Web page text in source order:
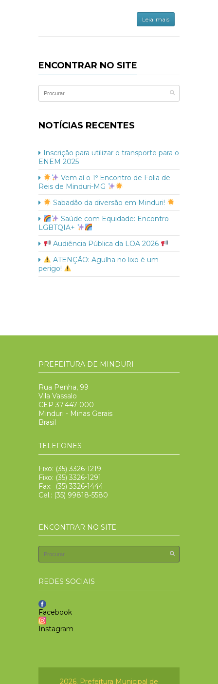
Leia mais
ENCONTRAR NO SITE
NOTÍCIAS RECENTES
Inscrição para utilizar o transporte para o
ENEM 2025
Vem aí o 1º Encontro de Folia de
Reis de Minduri-MG
Sabadão da diversão em Minduri!
Saúde com Equidade: Encontro
LGBTQIA+
Audiência Pública da LOA 2026
ATENÇÃO: Agulha no lixo é um
perigo!
PREFEITURA DE MINDURI
Rua Penha, 99
Vila Vassalo
CEP 37.447-000
Minduri - Minas Gerais
Brasil
TELEFONES
Fixo: (35) 3326-1219
Fixo: (35) 3326-1291
Fax: (35) 3326-1444
Cel.: (35) 99818-5580
ENCONTRAR NO SITE
REDES SOCIAIS
Facebook
Instagram
2026. Prefeitura Municipal de